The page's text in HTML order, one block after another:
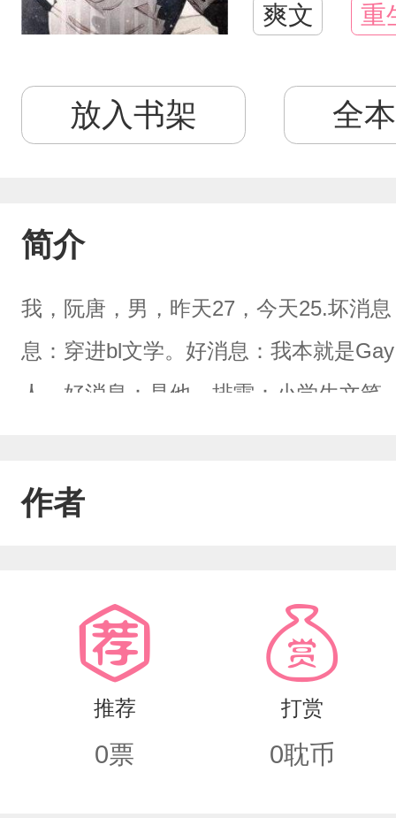
爽文 重
放入书架 全
简介
我，阮唐，男，昨天27，今天25.坏消
息：穿进bl文学。好消息：我本就是
人。好消息：是他。排雷：小学生文
作者
推荐
0票
打赏
0耽币